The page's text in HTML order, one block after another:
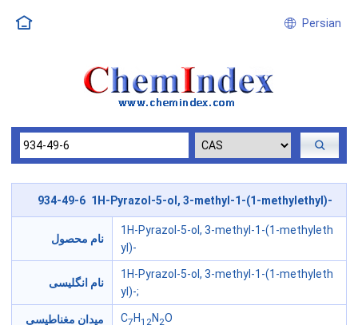
Persian
934-49-6 1H-Pyrazol-5-ol, 3-methyl-1-(1-methylethyl)-
نام محصول
1H-Pyrazol-5-ol, 3-methyl-1-(1-methyleth
yl)-
نام انگلیسی
1H-Pyrazol-5-ol, 3-methyl-1-(1-methyleth
yl)-;
میدان مغناطیسی C7 H12N 2O